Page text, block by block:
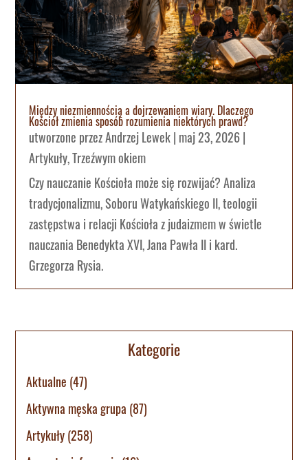
Między niezmiennością a dojrzewaniem wiary. Dlaczego
Kościół zmienia sposób rozumienia niektórych prawd?
utworzone przezAndrzej Lewek| maj 23, 2026|
Artykuły,Trzeźwym okiem
Czy nauczanie Kościoła może się rozwijać? Analiza
tradycjonalizmu, Soboru Watykańskiego II, teologii
zastępstwa i relacji Kościoła z judaizmem w świetle
nauczania Benedykta XVI, Jana Pawła II i kard.
Grzegorza Rysia.
Kategorie
Aktualne (47)
Aktywna męska grupa (87)
Artykuły(258)